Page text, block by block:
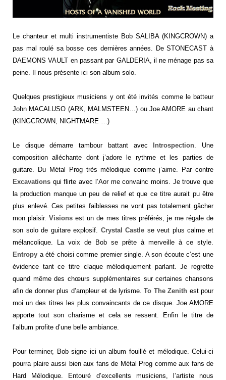
Le chanteur et multi instrumentiste Bob SALIBA (KINGCROWN) a
pas mal roulé sa bosse ces dernières années. De STONECAST à
DAEMONS VAULT en passant par GALDERIA, il ne ménage pas sa
peine. Il nous présente ici son album solo.
Quelques prestigieux musiciens y ont été invités comme le batteur
John MACALUSO (ARK, MALMSTEEN…) ou Joe AMORE au chant
(KINGCROWN, NIGHTMARE …)
Le disque démarre tambour battant avec Introspection . Une
composition alléchante dont j’adore le rythme et les parties de
guitare. Du Métal Prog très mélodique comme j’aime. Par contre
Excavations qui flirte avec l’Aor me convainc moins. Je trouve que
la production manque un peu de relief et que ce titre aurait pu être
plus enlevé. Ces petites faiblesses ne vont pas totalement gâcher
mon plaisir. Visions est un de mes titres préférés, je me régale de
son solo de guitare explosif. Crystal Castle se veut plus calme et
mélancolique. La voix de Bob se prête à merveille à ce style.
Entropy a été choisi comme premier single. A son écoute c’est une
évidence tant ce titre claque mélodiquement parlant. Je regrette
quand même des chœurs supplémentaires sur certaines chansons
afin de donner plus d’ampleur et de lyrisme. To The Zenith est pour
moi un des titres les plus convaincants de ce disque. Joe AMORE
apporte tout son charisme et cela se ressent. Enfin le titre de
l’album profite d’une belle ambiance.
Pour terminer, Bob signe ici un album fouillé et mélodique. Celui-ci
pourra plaire aussi bien aux fans de Métal Prog comme aux fans de
Hard Mélodique. Entouré d’excellents musiciens, l’artiste nous